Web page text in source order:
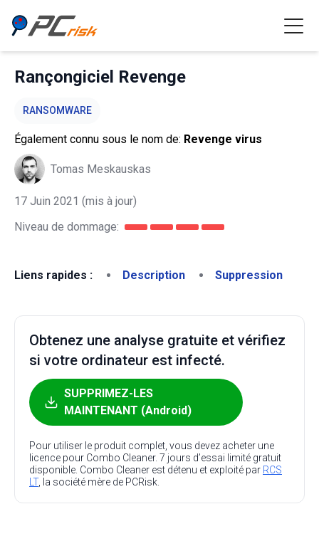
Rançongiciel Revenge
RANSOMWARE
Également connu sous le nom de: Revenge virus
Tomas Meskauskas
17 Juin 2021 (mis à jour)
Niveau de dommage:
Liens rapides : Description Suppression
Obtenez une analyse gratuite et vérifiez
si votre ordinateur est infecté.
SUPPRIMEZ-LES
MAINTENANT (Android)
Pour utiliser le produit complet, vous devez acheter une
licence pour Combo Cleaner. 7 jours d’essai limité gratuit
disponible. Combo Cleaner est détenu et exploité par RCS
LT, la société mère de PCRisk.